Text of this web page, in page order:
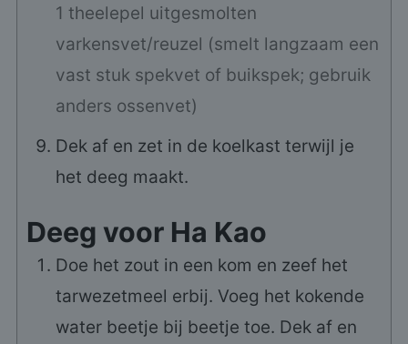
1 theelepel uitgesmolten
varkensvet/reuzel (smelt langzaam een
vast stuk spekvet of buikspek; gebruik
anders ossenvet)
Dek af en zet in de koelkast terwijl je
het deeg maakt.
Deeg voor Ha Kao
Doe het zout in een kom en zeef het
tarwezetmeel erbij. Voeg het kokende
water beetje bij beetje toe. Dek af en